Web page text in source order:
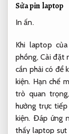
Sửa pin laptop
In ấn.
Khi laptop
phồng,Cài đặt
cần phải có để
kiện. Hạn chế
trò quan trọng,
hưởng trực
kiện. Đáp ứng
thấy laptop sụt